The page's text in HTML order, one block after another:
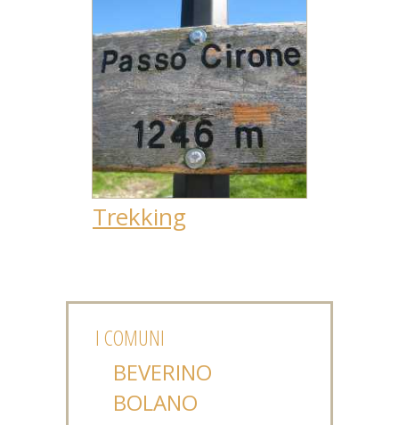
Trekking
I COMUNI
BEVERINO
BOLANO